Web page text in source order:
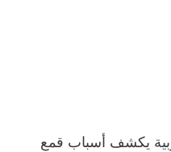
يكشف أسباب قمع